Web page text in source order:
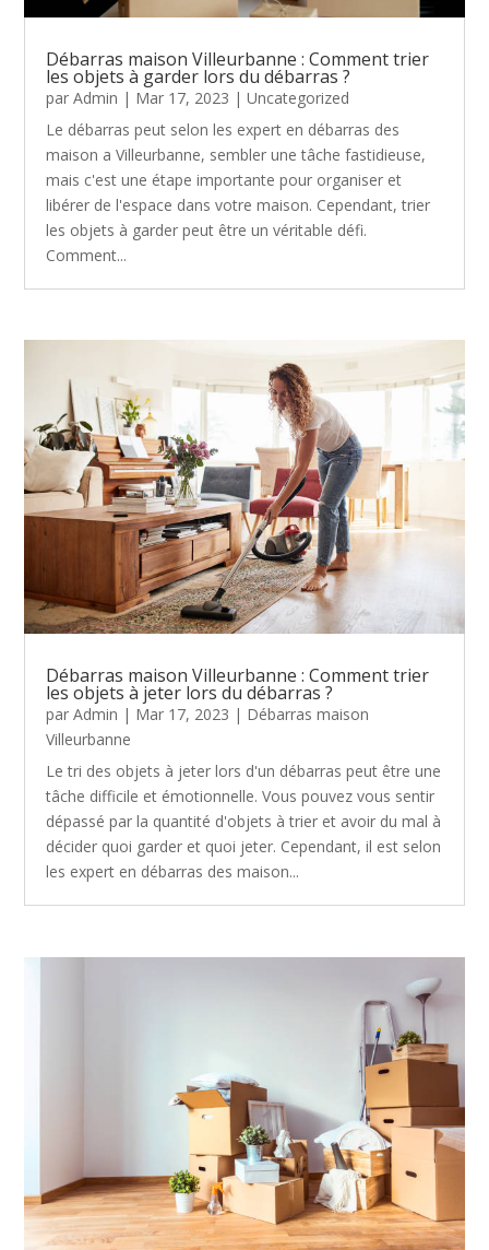
Débarras maison Villeurbanne : Comment trier
les objets à garder lors du débarras ?
parAdmin | Mar 17, 2023 |Uncategorized
Le débarras peut selon les expert en débarras des
maison a Villeurbanne, sembler une tâche fastidieuse,
mais c'est une étape importante pour organiser et
libérer de l'espace dans votre maison. Cependant, trier
les objets à garder peut être un véritable défi.
Comment...
Débarras maison Villeurbanne : Comment trier
les objets à jeter lors du débarras ?
parAdmin | Mar 17, 2023 | Débarras maison
Villeurbanne
Le tri des objets à jeter lors d'un débarras peut être une
tâche difficile et émotionnelle. Vous pouvez vous sentir
dépassé par la quantité d'objets à trier et avoir du mal à
décider quoi garder et quoi jeter. Cependant, il est selon
les expert en débarras des maison...